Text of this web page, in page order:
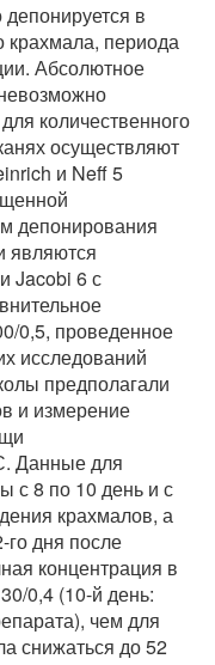
в
крахмала, периода
Абсолютное
количественного
осуществляют
и Neff 5
депонирования
являются
Jacobi 6 с
0,5, проведенное
исследований
предполагали
и измерение
Данные для
с 8 по 10 день и с
крахмалов, а
дня после
концентрация в
0,4 (10-й день:
чем для
снижаться до 52